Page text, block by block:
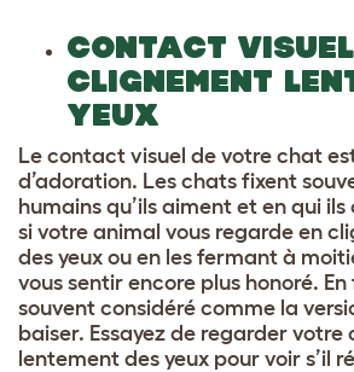
CONTACT
CLIGNEMENT
YEUX
Le contact visuel de votre chat
d’adoration. Les chats fixent
humains qu’ils aiment et en qui
si votre animal vous regarde en
des yeux ou en les fermant à
vous sentir encore plus honoré.
souvent considéré comme la
baiser. Essayez de regarder
lentement des yeux pour voir s’il